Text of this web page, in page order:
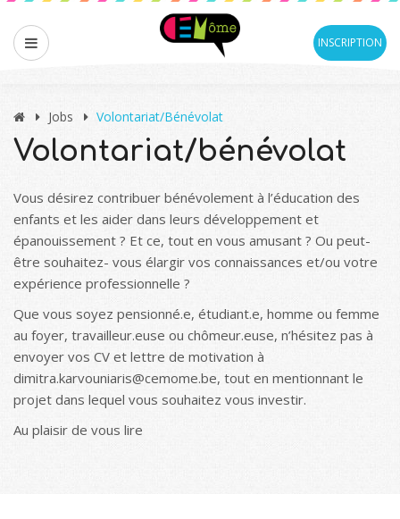
INSCRIPTION
Jobs Volontariat/bénévolat
Volontariat/bénévolat
Vous désirez contribuer bénévolement à l’éducation des
enfants et les aider dans leurs développement et
épanouissement ? Et ce, tout en vous amusant ? Ou peut-
être souhaitez- vous élargir vos connaissances et/ou votre
expérience professionnelle ?
Que vous soyez pensionné.e, étudiant.e, homme ou femme
au foyer, travailleur.euse ou chômeur.euse, n’hésitez pas à
envoyer vos CV et lettre de motivation à
dimitra.karvouniaris@cemome.be, tout en mentionnant le
projet dans lequel vous souhaitez vous investir.
Au plaisir de vous lire